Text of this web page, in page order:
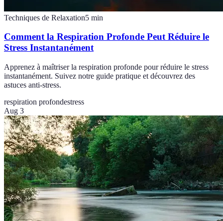
Techniques de Relaxation5 min
Comment la Respiration Profonde Peut Réduire le
Stress Instantanément
Apprenez à maîtriser la respiration profonde pour réduire le stress
instantanément. Suivez notre guide pratique et découvrez des
astuces anti-stress.
respiration profondestress
Aug 3